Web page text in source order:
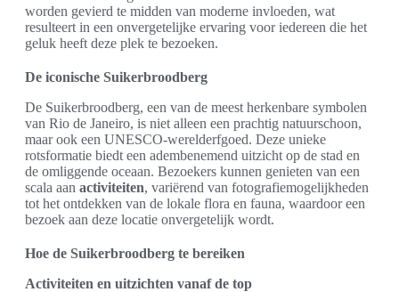
worden gevierd te midden van moderne invloeden, wat
resulteert in een onvergetelijke ervaring voor iedereen die het
geluk heeft deze plek te bezoeken.
De iconische Suikerbroodberg
De Suikerbroodberg, een van de meest herkenbare symbolen
van Rio de Janeiro, is niet alleen een prachtig natuurschoon,
maar ook een UNESCO-werelderfgoed. Deze unieke
rotsformatie biedt een adembenemend uitzicht op de stad en
de omliggende oceaan. Bezoekers kunnen genieten van een
scala aan activiteiten, variërend van fotografiemogelijkheden
tot het ontdekken van de lokale flora en fauna, waardoor een
bezoek aan deze locatie onvergetelijk wordt.
Hoe de Suikerbroodberg te bereiken
Activiteiten en uitzichten vanaf de top